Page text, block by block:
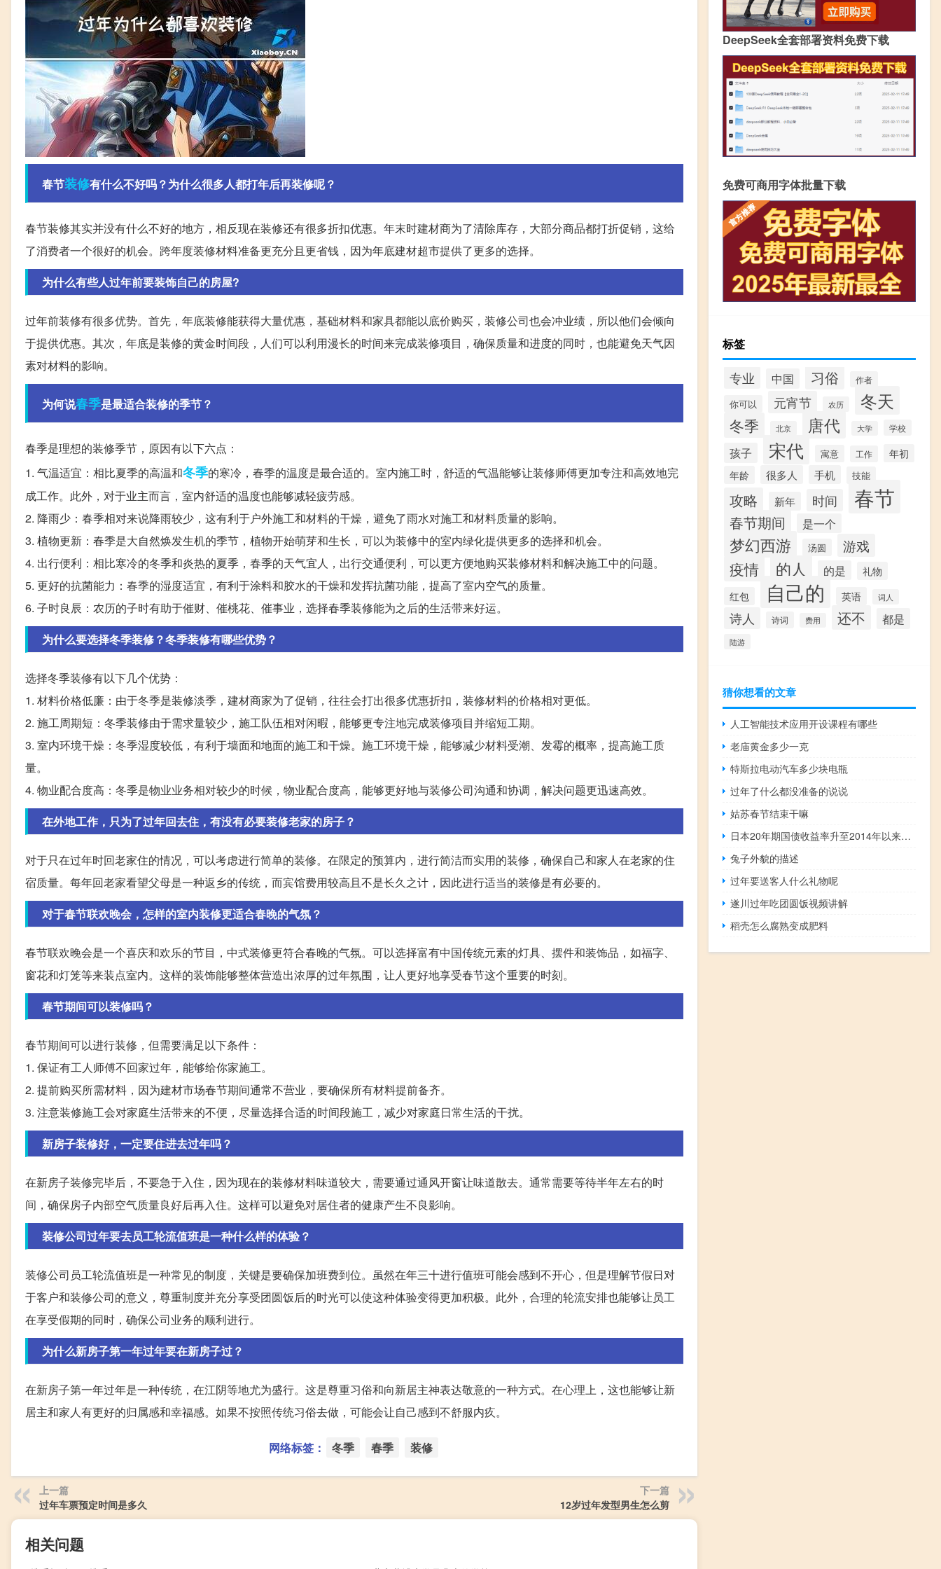
春节装修有什么不好吗？为什么很多人都打年后再装修呢？
春节装修其实并没有什么不好的地方，相反现在装修还有很多折扣优惠。年末时建材商为了清除库存，大部分商品都打折促销，这给
了消费者一个很好的机会。跨年度装修材料准备更充分且更省钱，因为年底建材超市提供了更多的选择。
为什么有些人过年前要装饰自己的房屋?
过年前装修有很多优势。首先，年底装修能获得大量优惠，基础材料和家具都能以底价购买，装修公司也会冲业绩，所以他们会倾向
于提供优惠。其次，年底是装修的黄金时间段，人们可以利用漫长的时间来完成装修项目，确保质量和进度的同时，也能避免天气因
素对材料的影响。
为何说春季是最适合装修的季节？
春季是理想的装修季节，原因有以下六点：
1. 气温适宜：相比夏季的高温和冬季的寒冷，春季的温度是最合适的。室内施工时，舒适的气温能够让装修师傅更加专注和高效地完
成工作。此外，对于业主而言，室内舒适的温度也能够减轻疲劳感。
2. 降雨少：春季相对来说降雨较少，这有利于户外施工和材料的干燥，避免了雨水对施工和材料质量的影响。
3. 植物更新：春季是大自然焕发生机的季节，植物开始萌芽和生长，可以为装修中的室内绿化提供更多的选择和机会。
4. 出行便利：相比寒冷的冬季和炎热的夏季，春季的天气宜人，出行交通便利，可以更方便地购买装修材料和解决施工中的问题。
5. 更好的抗菌能力：春季的湿度适宜，有利于涂料和胶水的干燥和发挥抗菌功能，提高了室内空气的质量。
6. 子时良辰：农历的子时有助于催财、催桃花、催事业，选择春季装修能为之后的生活带来好运。
为什么要选择冬季装修？冬季装修有哪些优势？
选择冬季装修有以下几个优势：
1. 材料价格低廉：由于冬季是装修淡季，建材商家为了促销，往往会打出很多优惠折扣，装修材料的价格相对更低。
2. 施工周期短：冬季装修由于需求量较少，施工队伍相对闲暇，能够更专注地完成装修项目并缩短工期。
3. 室内环境干燥：冬季湿度较低，有利于墙面和地面的施工和干燥。施工环境干燥，能够减少材料受潮、发霉的概率，提高施工质
量。
4. 物业配合度高：冬季是物业业务相对较少的时候，物业配合度高，能够更好地与装修公司沟通和协调，解决问题更迅速高效。
在外地工作，只为了过年回去住，有没有必要装修老家的房子？
对于只在过年时回老家住的情况，可以考虑进行简单的装修。在限定的预算内，进行简洁而实用的装修，确保自己和家人在老家的住
宿质量。每年回老家看望父母是一种返乡的传统，而宾馆费用较高且不是长久之计，因此进行适当的装修是有必要的。
对于春节联欢晚会，怎样的室内装修更适合春晚的气氛？
春节联欢晚会是一个喜庆和欢乐的节目，中式装修更符合春晚的气氛。可以选择富有中国传统元素的灯具、摆件和装饰品，如福字、
窗花和灯笼等来装点室内。这样的装饰能够整体营造出浓厚的过年氛围，让人更好地享受春节这个重要的时刻。
春节期间可以装修吗？
春节期间可以进行装修，但需要满足以下条件：
1. 保证有工人师傅不回家过年，能够给你家施工。
2. 提前购买所需材料，因为建材市场春节期间通常不营业，要确保所有材料提前备齐。
3. 注意装修施工会对家庭生活带来的不便，尽量选择合适的时间段施工，减少对家庭日常生活的干扰。
新房子装修好，一定要住进去过年吗？
在新房子装修完毕后，不要急于入住，因为现在的装修材料味道较大，需要通过通风开窗让味道散去。通常需要等待半年左右的时
间，确保房子内部空气质量良好后再入住。这样可以避免对居住者的健康产生不良影响。
装修公司过年要去员工轮流值班是一种什么样的体验？
装修公司员工轮流值班是一种常见的制度，关键是要确保加班费到位。虽然在年三十进行值班可能会感到不开心，但是理解节假日对
于客户和装修公司的意义，尊重制度并充分享受团圆饭后的时光可以使这种体验变得更加积极。此外，合理的轮流安排也能够让员工
在享受假期的同时，确保公司业务的顺利进行。
为什么新房子第一年过年要在新房子过？
在新房子第一年过年是一种传统，在江阴等地尤为盛行。这是尊重习俗和向新居主神表达敬意的一种方式。在心理上，这也能够让新
居主和家人有更好的归属感和幸福感。如果不按照传统习俗去做，可能会让自己感到不舒服内疚。
网络标签： 冬季 春季 装修
上一篇
过年车票预定时间是多久
下一篇
12岁过年发型男生怎么剪
相关问题
DeepSeek全套部署资料免费下载
免费可商用字体批量下载
标签
专业 中国 习俗 作者
你可以 元宵节 农历 冬天
冬季 北京 唐代 大学 学校
孩子 宋代 寓意 工作
年初
年龄
很多人 手机 技能
攻略 新年 时间 春节
春节期间 是一个
梦幻西游 汤圆 游戏
疫情 的人 的是
礼物
红包
自己的 英语 词人
诗人 诗词 费用 还不 都是
陆游
猜你想看的文章
人工智能技术应用开设课程有哪些
老庙黄金多少一克
特斯拉电动汽车多少块电瓶
过年了什么都没准备的说说
姑苏春节结束干嘛
日本20年期国债收益率升至2014年以来最高水平
兔子外貌的描述
过年要送客人什么礼物呢
遂川过年吃团圆饭视频讲解
稻壳怎么腐熟变成肥料